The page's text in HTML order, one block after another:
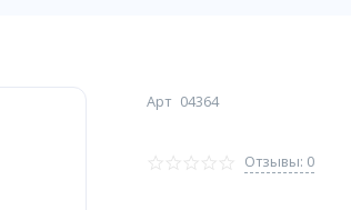
Арт 04364
Отзывы: 0